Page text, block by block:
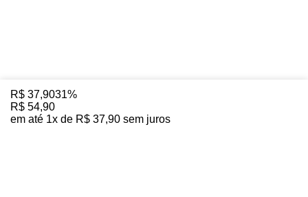
R$ 37,90
R$ 54,90
31%
em até 1x de R$ 37,90 sem juros